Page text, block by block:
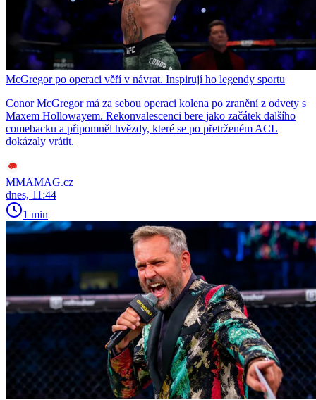
McGregor po operaci věří v návrat. Inspirují ho legendy sportu
Conor McGregor má za sebou operaci kolena po zranění z odvety s
Maxem Hollowayem. Rekonvalescenci bere jako začátek dalšího
comebacku a připomněl hvězdy, které se po přetrženém ACL
dokázaly vrátit.
MMAMAG.cz
dnes, 11:44
1 min